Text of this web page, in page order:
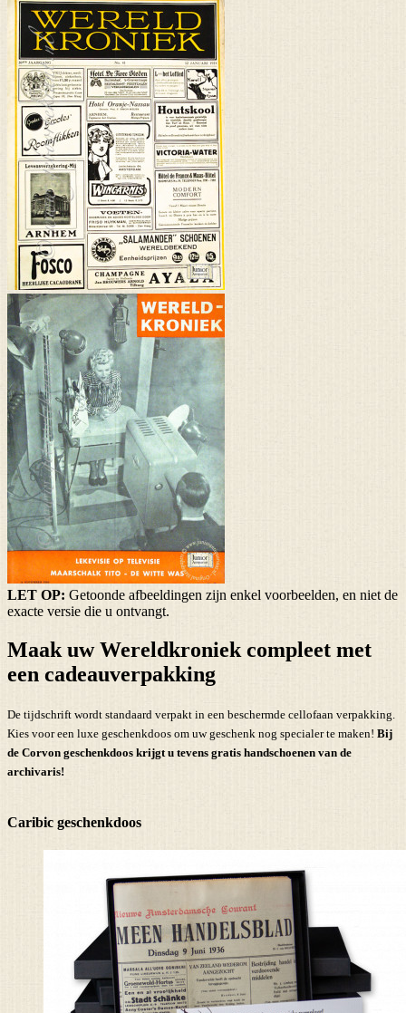
LET OP: Getoonde afbeeldingen zijn enkel voorbeelden, en niet de
exacte versie die u ontvangt.
Maak uw Wereldkroniek compleet met
een cadeauverpakking
De tijdschrift wordt standaard verpakt in een beschermde cellofaan verpakking.
Kies voor een luxe geschenkdoos om uw geschenk nog specialer te maken! Bij
de Corvon geschenkdoos krijgt u tevens gratis handschoenen van de
archivaris!
Caribic geschenkdoos